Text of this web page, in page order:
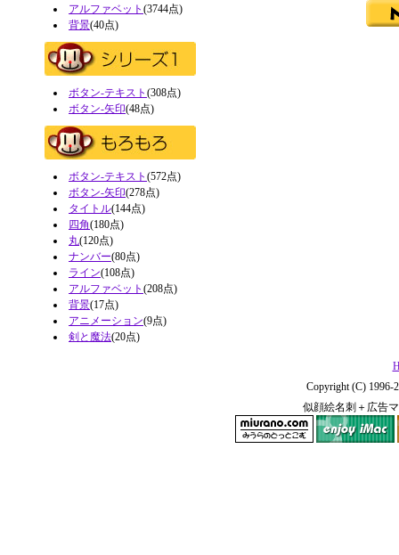
アルファベット (3744点)
背景(40点)
ボタン-テキスト (308点)
ボタン-矢印(48点)
ボタン-テキスト (572点)
ボタン-矢印(278点)
タイトル(144点)
四角(180点)
丸(120点)
ナンバー(80点)
ライン(108点)
アルファベット (208点)
背景(17点)
アニメーション(9点)
剣と魔法(20点)
Copyright (C) 1996-
似顔絵名刺＋広告